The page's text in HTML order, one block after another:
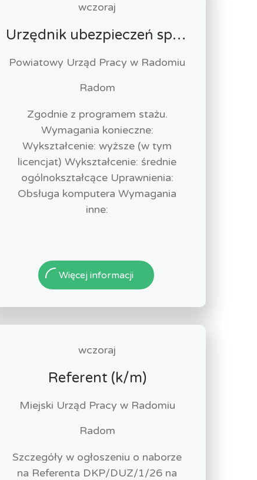
wczoraj
Urzędnik ubezpieczeń społecznych-stażysta (k/m)
Powiatowy Urząd Pracy w Radomiu
Radom
Zgodnie z programem stażu.
Wymagania konieczne:
Wykształcenie: wyższe (w tym
licencjat) Wykształcenie: średnie
ogólnokształcące Uprawnienia:
Obsługa komputera Wymagania
inne:
Więcej informacji
wczoraj
Referent (k/m)
Miejski Urząd Pracy w Radomiu
Radom
Szczegóły w ogłoszeniu o naborze
na Referenta DKP/DUZ/1/26 na